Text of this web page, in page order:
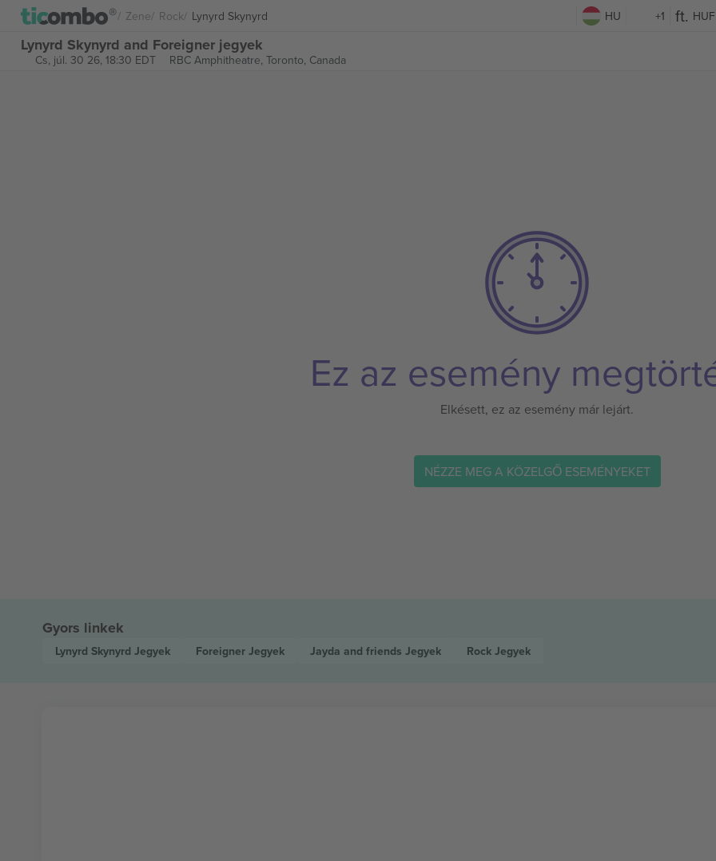
Zene Rock Lynyrd Skynyrd HU +1 HUF
Lynyrd Skynyrd and Foreigner jegyek
Cs, júl. 30 26, 18:30 EDT RBC Amphitheatre, Toronto, Canada
Ez az esemény
Elkésett, ez az esemény már lejárt.
NÉZZE MEG A KÖZELGŐ ESEMÉNYEKET
Gyors linkek
Lynyrd Skynyrd Jegyek Foreigner Jegyek Jayda and friends Jegyek Rock Jegyek